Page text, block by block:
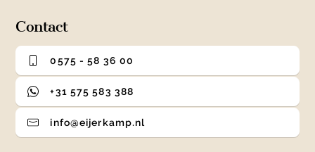
Contact
0575 - 58 36 00
+31 575 583 388
info@eijerkamp.nl